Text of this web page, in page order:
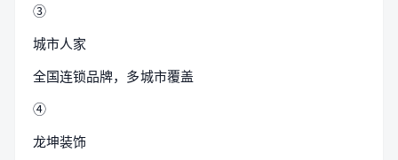
③
城市人家
全国连锁品牌，多城市覆盖
④
龙坤装饰